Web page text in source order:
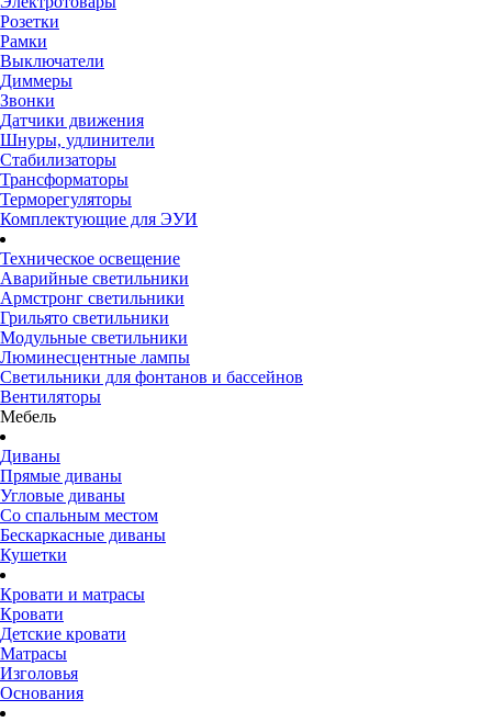
Розетки
Рамки
Выключатели
Диммеры
Звонки
Датчики движения
Шнуры, удлинители
Стабилизаторы
Трансформаторы
Терморегуляторы
Комплектующие для ЭУИ
Техническое освещение
Аварийные светильники
Армстронг светильники
Грильято светильники
Модульные светильники
Люминесцентные лампы
Светильники для фонтанов и бассейнов
Вентиляторы
Мебель
Диваны
Прямые диваны
Угловые диваны
Со спальным местом
Бескаркасные диваны
Кушетки
Кровати и матрасы
Кровати
Детские кровати
Матрасы
Изголовья
Основания